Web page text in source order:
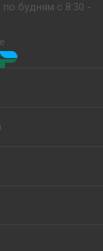
по будням с 8:30 -